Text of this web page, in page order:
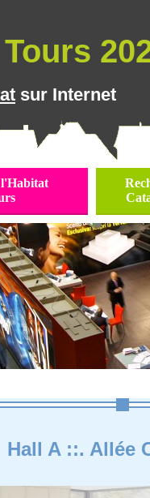
Tours
sur Internet
l'Habitat
Hall A ::. Allée